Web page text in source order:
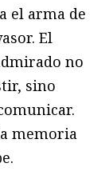
el arma de
El
no
sino
memoria